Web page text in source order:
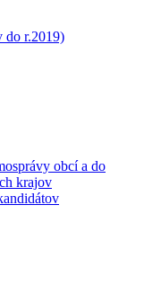
do r.2019)
obcí a do
krajov